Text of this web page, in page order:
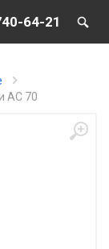
64-21
АС 70